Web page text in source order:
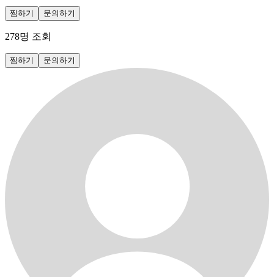
찜하기 문의하기
278명 조회
찜하기 문의하기